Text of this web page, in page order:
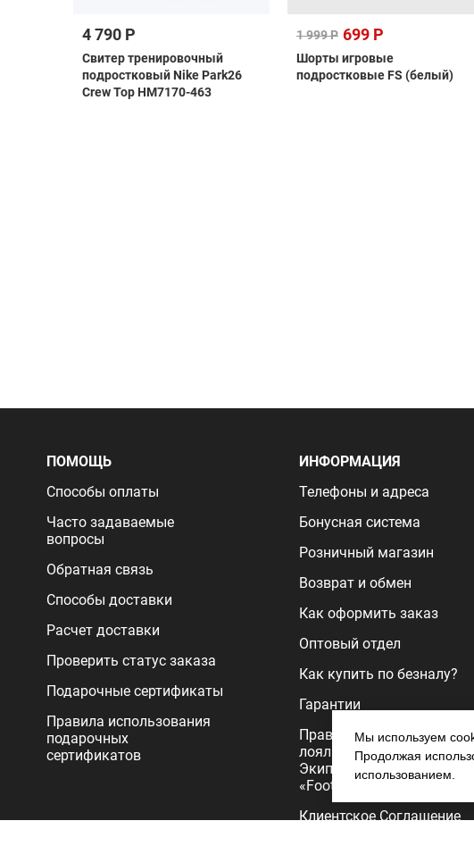
4 790 Р
Свитер тренировочный
подростковый Nike Park26
Crew Top HM7170-463
1 999 Р 699 Р
Шорты игровые
подростковые FS (белый)
ПОМОЩЬ
Способы оплаты
Часто задаваемые
вопросы
Обратная связь
Способы доставки
Расчет доставки
Проверить статус заказа
Подарочные сертификаты
Правила использования
подарочных
сертификатов
ИНФОРМАЦИЯ
Телефоны и адреса
Бонусная система
Розничный магазин
Возврат и обмен
Как оформить заказ
Оптовый отдел
Как купить по безналу?
Гарантии
Правила программы
лояльности
Экипировочного центра
«FootballStore»
Клиентское Соглашение
Мы используем
Продолжая
использованием.